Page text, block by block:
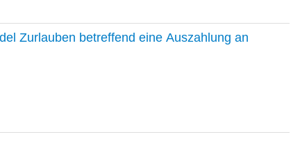
Zurlauben betreffend eine Auszahlung an